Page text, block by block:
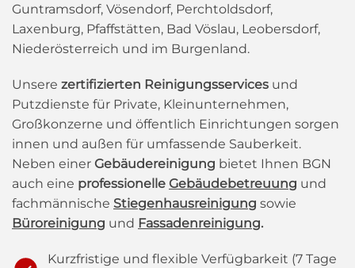
Guntramsdorf, Vösendorf, Perchtoldsdorf,
Laxenburg, Pfaffstätten, Bad Vöslau, Leobersdorf,
Niederösterreich und im Burgenland.
Unsere zertifizierten Reinigungsservices und
Putzdienste für Private, Kleinunternehmen,
Großkonzerne und öffentlich Einrichtungen sorgen
innen und außen für umfassende Sauberkeit.
Neben einer Gebäudereinigung bietet Ihnen BGN
auch eine professionelle Gebäudebetreuung und
fachmännische Stiegenhausreinigung sowie
Büroreinigung und Fassadenreinigung.
Kurzfristige und flexible Verfügbarkeit (7 Tage